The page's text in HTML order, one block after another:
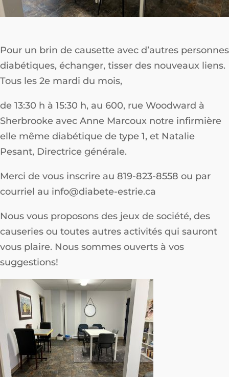
Pour un brin de causette avec d’autres personnes
diabétiques, échanger, tisser des nouveaux liens.
Tous les 2e mardi du mois,
de 13:30 h à 15:30 h, au 600, rue Woodward à
Sherbrooke avec Anne Marcoux notre infirmière
elle même diabétique de type 1, et Natalie
Pesant, Directrice générale.
Merci de vous inscrire au 819-823-8558 ou par
courriel au info@diabete-estrie.ca
Nous vous proposons des jeux de société, des
causeries ou toutes autres activités qui sauront
vous plaire. Nous sommes ouverts à vos
suggestions!